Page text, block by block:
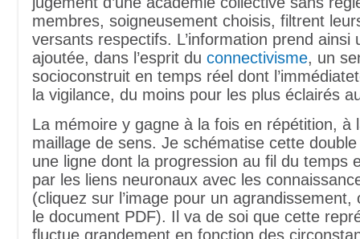
membres, soigneusement choisis, filtrent
versants respectifs. L’information prend ainsi
ajoutée, dans l’esprit du connectivisme, un
socioconstruit en temps réel dont
la vigilance, du moins pour les plus éclairés
La mémoire y gagne à la fois en répétition, à
maillage de sens. Je schématise cette
une ligne dont la progression au fil du temps
par les liens neuronaux avec les
(cliquez sur l’image pour un
le document PDF). Il va de soi que cette
fluctue grandement en fonction des